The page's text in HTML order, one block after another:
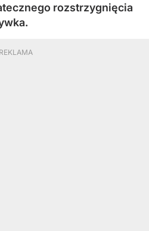
rozstrzygnięcia